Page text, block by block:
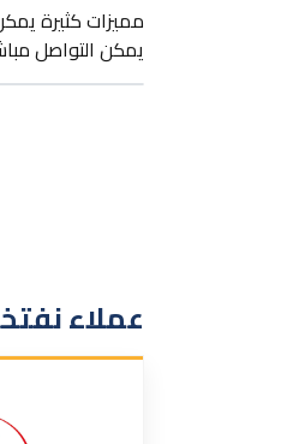
مميزات كثيرة
يمكن التواصل
عملاء